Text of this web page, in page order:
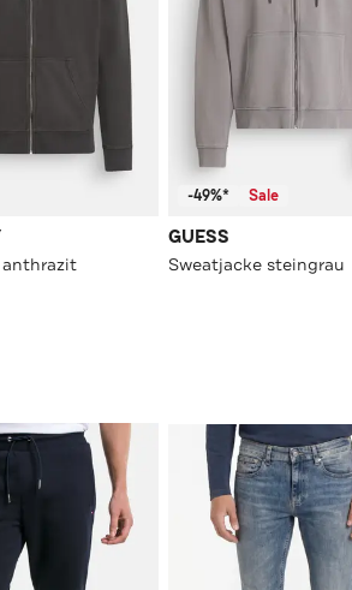
anthrazit
-49%* Sale
GUESS
Sweatjacke steingrau